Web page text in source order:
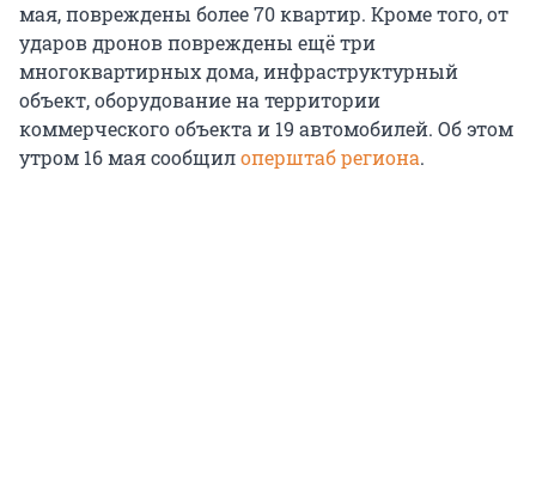
мая, повреждены более 70 квартир. Кроме того, от
ударов дронов повреждены ещё три
многоквартирных дома, инфраструктурный
объект, оборудование на территории
коммерческого объекта и 19 автомобилей. Об этом
утром 16 мая сообщилоперштаб региона.